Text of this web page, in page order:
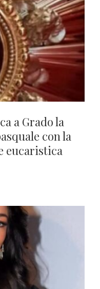
a Grado la
con la
eucaristica